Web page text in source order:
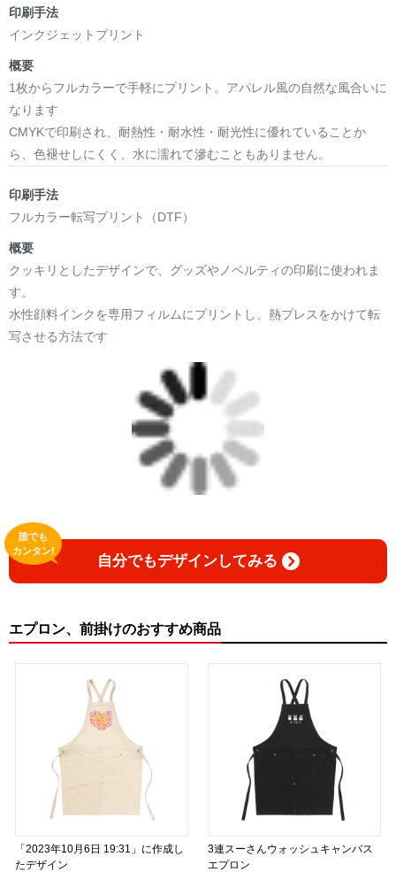
小説 [弛まぬ言霊]
挿画&グッズカタログ <デザイン画集:BEST版>
＜著者:作詞/挿画作成＞ 凛々風 猛 -リリカゼタケル
☆本作品内で表現されている作詞20曲も掲載.
日本語版: https://amzn.asia/d/1pxD3g4
小説 [弛まぬ言霊] 挿画&グッズカタログ
<デザイン画集:Comics Style Version.>
日本語版: https://amzn.asia/d/fxD6D5U
小説 [弛まぬ言霊] <挿画:スケッチ&塗り絵ver.>
-挿画デザイン画集&グッズカタログ-
https://amzn.asia/d/0dgbLm4e
<デザイン画集&グッズカタログ>
＿＿＿＿＿＿＿＿＿＿＿＿＿＿＿＿＿＿＿＿＿＿
小説 [刺すように燃えるような眼差しは] -Version1.
挿画&グッズカタログ <デザイン画集:BEST版>
＜著者:挿画作成＞ 凛々風 猛 -リリカゼタケル
日本語版: https://amzn.asia/d/fMWTZVg
小説 [刺すように燃えるような眼差しは] -Version2.
挿画&グッズカタログ <デザイン画集:BEST版>
＜著者:絵本/挿画作成＞ 凛々風 猛 -リリカゼタケル
日本語版: https://amzn.asia/d/hMo8oB0
▶︎小説 [刺すように燃えるような眼差しは]
-Comics Style Version.
＜著者/絵本:挿画作成＞ 凛々風 猛 -リリカゼタケル
日本語版: https://amzn.asia/d/gPVyU1t
＿＿＿＿＿＿＿＿＿＿＿＿＿＿＿＿＿＿＿＿＿＿
▶︎SUZURI https://suzuri.jp/ririkazetakeru
▶︎GICLEEPOD
印刷手法
インクジェットプリント
概要
1枚からフルカラーで手軽にプリント。アパレル風の自然な風合いに
なります
CMYKで印刷され、耐熱性・耐水性・耐光性に優れていることか
ら、色褪せしにくく、水に濡れて滲むこともありません。
印刷手法
フルカラー転写プリント（DTF）
概要
クッキリとしたデザインで、グッズやノベルティの印刷に使われま
す。
水性顔料インクを専用フィルムにプリントし、熱プレスをかけて転
写させる方法です
自分でもデザインしてみる
誰でも
カンタン!
エプロン、前掛けのおすすめ商品
「2023年10月6日 19:31」に作成し
たデザイン
3連スーさんウォッシュキャンバス
エプロン